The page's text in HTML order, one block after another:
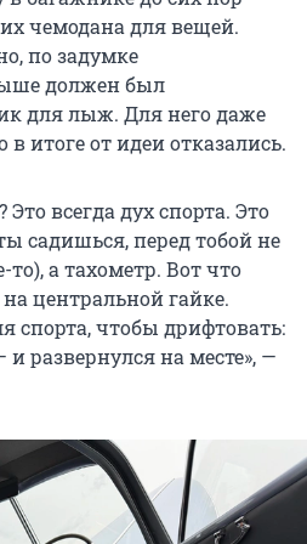
чемодана для вещей.
по задумке
должен был
для лыж. Для него даже
итоге от идеи отказались.
Это всегда дух спорта. Это
садишься, перед тобой не
а тахометр. Вот что
центральной гайке.
спорта, чтобы дрифтовать:
развернулся на месте», —